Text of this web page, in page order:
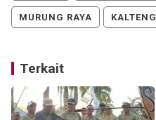
MURUNG RAYA KALTENG
Terkait